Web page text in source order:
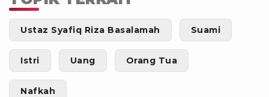
Ustaz Syafiq Riza Basalamah Suami
Istri Uang Orang Tua
Nafkah